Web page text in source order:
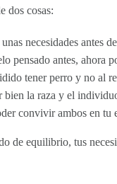
dos cosas:
necesidades antes
pensado antes, ahora
tener perro y no al
la raza y el
convivir ambos en tu
de equilibrio, tus